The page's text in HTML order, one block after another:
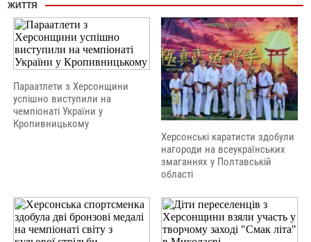
ЖИТТЯ
Параатлети з Херсонщини
успішно виступили на
чемпіонаті України у
Кропивницькому
Херсонські каратисти здобули
нагороди на всеукраїнських
змаганнях у Полтавській
області